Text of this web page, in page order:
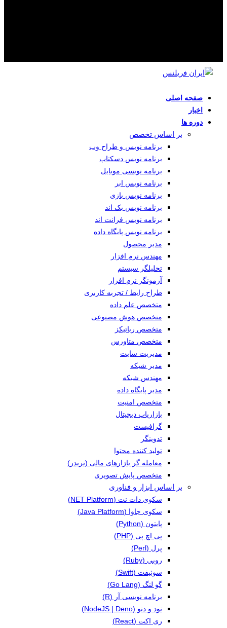
صفحه اصلی
اخبار
دوره ها
بر اساس تخصص
برنامه نویس و طراح وب
برنامه نویس دسکتاپ
برنامه نویسی موبایل
برنامه نویس ابر
برنامه نویس بازی
برنامه نویس بک اند
برنامه نویس فرانت اند
برنامه نویس پایگاه داده
مدیر محصول
مهندس نرم افزار
تحلیلگر سیستم
آزمونگر نرم افزار
طراح رابط / تجربه کاربری
متخصص علم داده
متخصص هوش مصنوعی
متخصص رباتیکز
متخصص متاورس
مدیریت سایت
مدیر شبکه
مهندس شبکه
مدیر پایگاه داده
متخصص امنیت
بازاریاب دیجیتال
گرافیست
تدوینگر
تولید کننده محتوا
معامله گر بازارهای مالی (تریدر)
متخصص پایش تصویری
بر اساس ابزار و فناوری
سکوی دات نت (NET Platform)
سکوی جاوا (Java Platform)
پایتون (Python)
پی اچ پی (PHP)
پرل (Perl)
روبی (Ruby)
سوئیفت (Swift)
گو لنگ (Go Lang)
برنامه نویسی آر (R)
نود و دنو (NodeJS | Deno)
ری اکت (React)